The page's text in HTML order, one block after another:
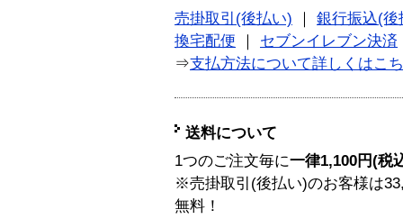
売掛取引(後払い)
銀行振込(後
換宅配便
セブンイレブン決済
⇒支払方法について詳しくはこ
送料について
1つのご注文毎に一律1,100円(税
※売掛取引(後払い)のお客様は
無料！